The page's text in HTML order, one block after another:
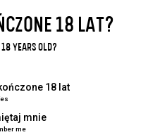
18 LAT?
YEARS OLD?
18 lat
mnie
me